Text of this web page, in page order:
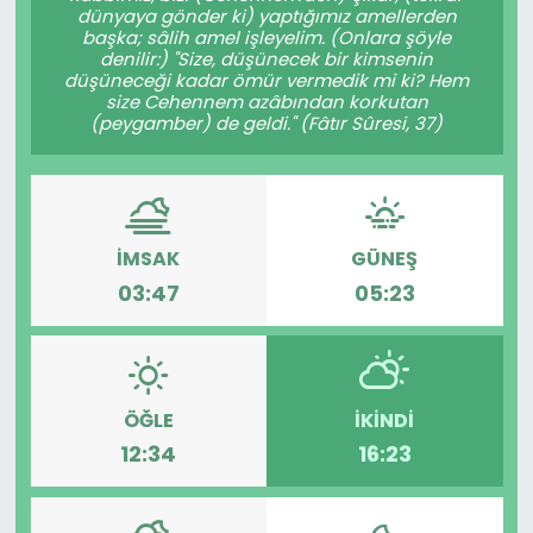
dünyaya gönder ki) yaptığımız amellerden
başka; sâlih amel işleyelim. (Onlara şöyle
denilir:) "Size, düşünecek bir kimsenin
düşüneceği kadar ömür vermedik mi ki? Hem
size Cehennem azâbından korkutan
(peygamber) de geldi." (Fâtır Sûresi, 37)
İMSAK
03:47
GÜNEŞ
05:23
ÖĞLE
12:34
İKINDI
16:23